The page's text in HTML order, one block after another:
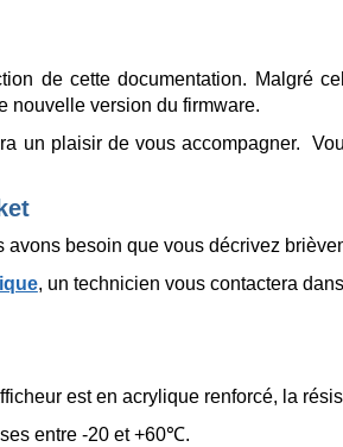
de cette documentation. Malgré
nouvelle version du firmware.
un plaisir de vous accompagner.
besoin que vous décrivez
, un technicien vous contactera
est en acrylique renforcé, la
entre -20 et +60℃.